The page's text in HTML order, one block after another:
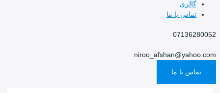
گالری
تماس با ما
07136280052
niroo_afshan@yahoo.com
تماس با ما